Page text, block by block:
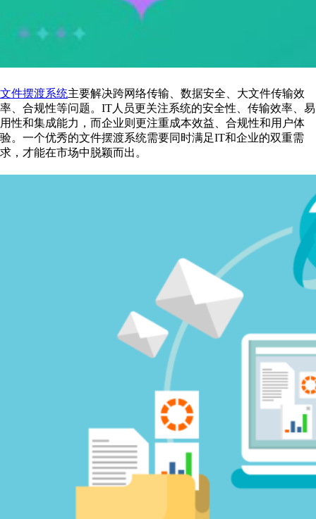
文件摆渡系统主要解决跨网络传输、数据安全、大文件传输效
率、合规性等问题。IT人员更关注系统的安全性、传输效率、易
用性和集成能力，而企业则更注重成本效益、合规性和用户体
验。一个优秀的文件摆渡系统需要同时满足IT和企业的双重需
求，才能在市场中脱颖而出。